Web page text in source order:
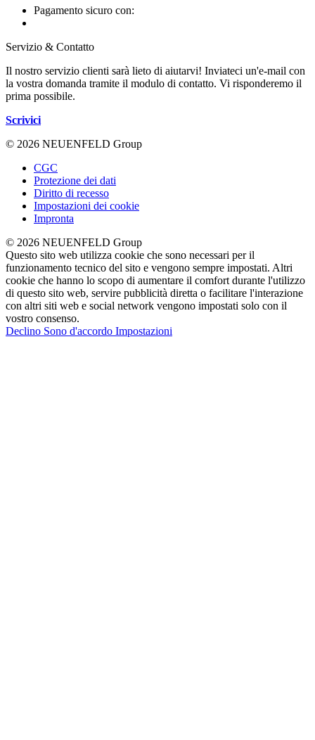
Pagamento sicuro con:
Servizio & Contatto
Il nostro servizio clienti sarà lieto di aiutarvi! Inviateci un'e-mail con
la vostra domanda tramite il modulo di contatto. Vi risponderemo il
prima possibile.
Scrivici
© 2026 NEUENFELD Group
CGC
Protezione dei dati
Diritto di recesso
Impostazioni dei cookie
Impronta
© 2026 NEUENFELD Group
Questo sito web utilizza cookie che sono necessari per il
funzionamento tecnico del sito e vengono sempre impostati. Altri
cookie che hanno lo scopo di aumentare il comfort durante l'utilizzo
di questo sito web, servire pubblicità diretta o facilitare l'interazione
con altri siti web e social network vengono impostati solo con il
vostro consenso.
Declino Sono d'accordo Impostazioni